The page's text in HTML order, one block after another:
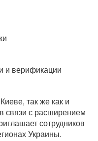
и верификации
так же как и
связи с расширением
сотрудников
Украины.